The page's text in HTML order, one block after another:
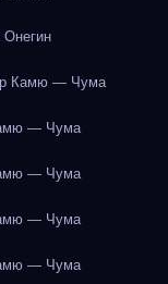
Камю — Чума
— Чума
— Чума
— Чума
— Чума